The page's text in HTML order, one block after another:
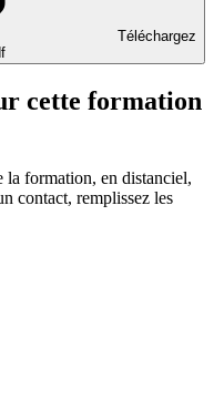
Téléchargez
cette formation
la formation, en distanciel,
contact, remplissez les